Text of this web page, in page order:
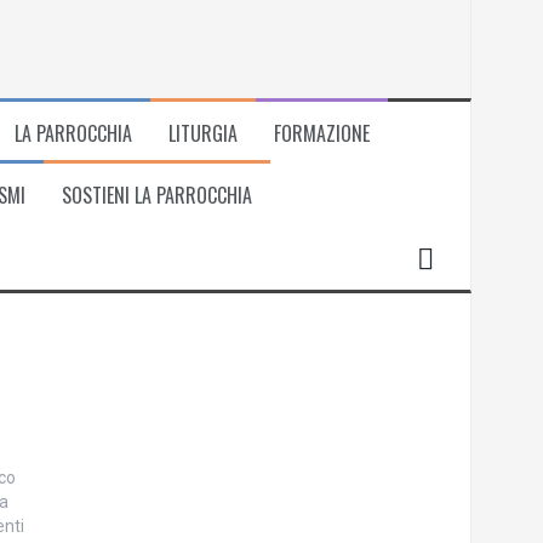
LA PARROCCHIA LITURGIA FORMAZIONE
SOSTIENI LA PARROCCHIA